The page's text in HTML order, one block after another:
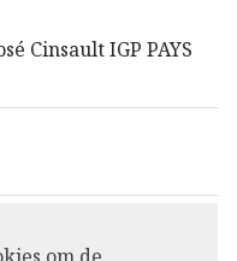
Cinsault IGP PAYS